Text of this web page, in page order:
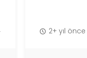
2+ yıl önce